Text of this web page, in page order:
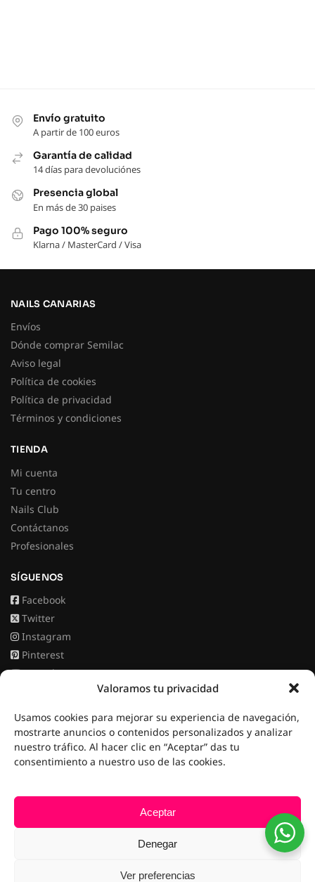
Valoramos tu privacidad
Usamos cookies para mejorar su experiencia de navegación,
mostrarte anuncios o contenidos personalizados y analizar
nuestro tráfico. Al hacer clic en “Aceptar” das tu
consentimiento a nuestro uso de las cookies.
Aceptar
Denegar
Ver preferencias
Envío gratuito
A partir de 100 euros
Garantía de calidad
14 días para devoluciónes
Presencia global
En más de 30 paises
Pago 100% seguro
Klarna / MasterCard / Visa
NAILS CANARIAS
Envíos
Dónde comprar Semilac
Aviso legal
Política de cookies
Política de privacidad
Términos y condiciones
TIENDA
Mi cuenta
Tu centro
Nails Club
Contáctanos
Profesionales
SÍGUENOS
Facebook
Twitter
Instagram
Pinterest
Youtube
Nails Canarias© 2026 Todos los derechos reservados
Realizada con
porDream Factory
Descubre las Islas Canarias en